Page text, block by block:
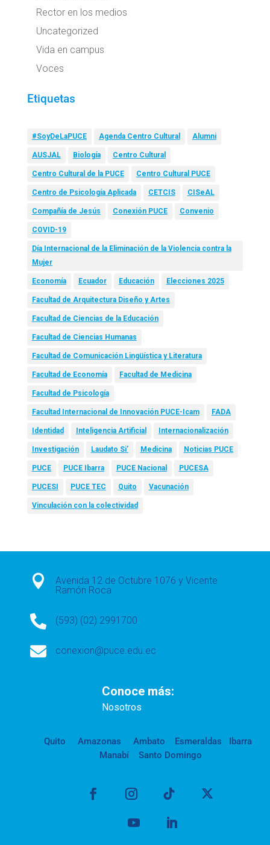
Rector en los medios
Uncategorized
Vida en campus
Voces
Etiquetas
#SoyDeLaPUCE Agenda Centro Cultural Alumni
AUSJAL Biología Centro Cultural
Centro Cultural de la PUCE Centro Cultural PUCE
Centro de Psicología Aplicada CETCIS CISeAL
Compañía de Jesús Conexión PUCE Convenio
COVID-19
Día Internacional de la Eliminación de la Violencia contra la
Mujer
Economía Ecuador Educación Elecciones 2025
Facultad de Arquitectura Diseño y Artes
Facultad de Ciencias de la Educación
Facultad de Ciencias Humanas
Facultad de Comunicación Lingüística y Literatura
Facultad de Economía Facultad de Medicina
Facultad de Psicología
Facultad Internacional de Innovación PUCE-Icam FADA
Identidad Inteligencia Artificial Internacionalización
Investigación Laudato Si’ Medicina Noticias PUCE
PUCE PUCE Ibarra PUCE Nacional PUCESA
PUCESI PUCE TEC Quito Vacunación
Vinculación con la colectividad

Avenida 12 de Octubre 1076 y Vicente
Ramón Roca
 (593) (02) 2991700
 conexion@puce.edu.ec
Conoce más:
Nosotros
Quito Amazonas Ambato Esmeraldas
Ibarra
Manabí
Santo Domingo